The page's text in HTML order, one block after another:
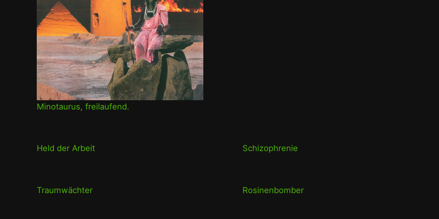
Minotaurus, freilaufend.
Held der Arbeit Schizophrenie
Traumwächter Rosinenbomber